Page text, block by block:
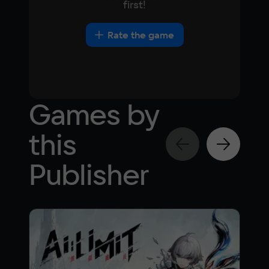
first!
Rate the game
Games by
this
Publisher